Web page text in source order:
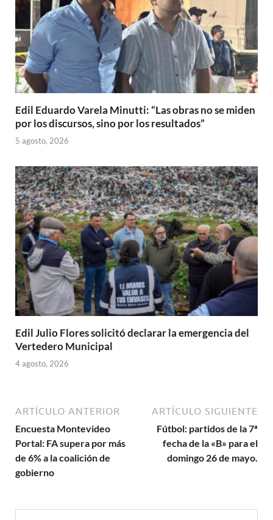
Edil Eduardo Varela Minutti: “Las obras no se miden
por los discursos, sino por los resultados”
5 agosto, 2026
Edil Julio Flores solicitó declarar la emergencia del
Vertedero Municipal
4 agosto, 2026
ARTÍCULO ANTERIOR
Encuesta Montevideo
Portal: FA supera por más
de 6% a la coalición de
gobierno
ARTÍCULO SIGUIENTE
Fútbol: partidos de la 7ª
fecha de la «B» para el
domingo 26 de mayo.